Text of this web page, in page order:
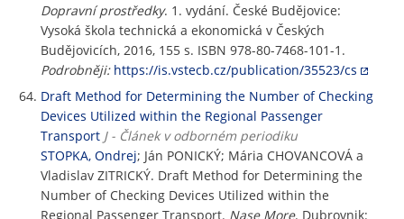
Dopravní prostředky. 1. vydání. České Budějovice:
Vysoká škola technická a ekonomická v Českých
Budějovicích, 2016, 155 s. ISBN 978-80-7468-101-1.
Podrobněji: https://is.vstecb.cz/publication/35523/cs
Draft Method for Determining the Number of Checking
Devices Utilized within the Regional Passenger
Transport J - Článek v odborném periodiku
STOPKA, Ondrej; Ján PONICKÝ; Mária CHOVANCOVÁ a
Vladislav ZITRICKÝ. Draft Method for Determining the
Number of Checking Devices Utilized within the
Regional Passenger Transport. Nase More. Dubrovnik: